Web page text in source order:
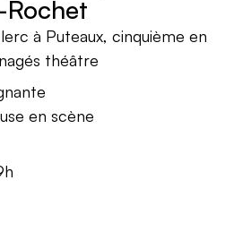
à Puteaux, cinquième en
théâtre
en scène